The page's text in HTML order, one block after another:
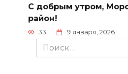
С добрым утром,
район!
33 9 января, 2026
Search
for: